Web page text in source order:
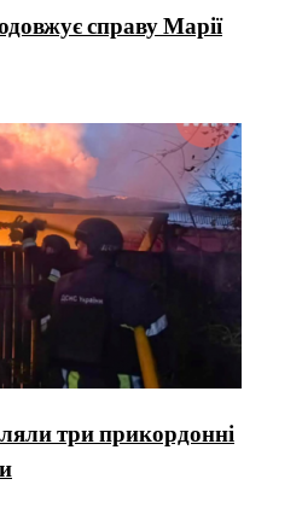
справу Марії
три прикордонні